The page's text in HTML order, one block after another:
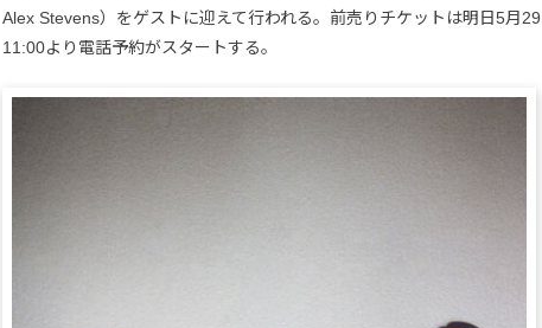
Alex Stevens）をゲストに迎えて行われる。前売りチケットは明日5月29
11:00より電話予約がスタートする。